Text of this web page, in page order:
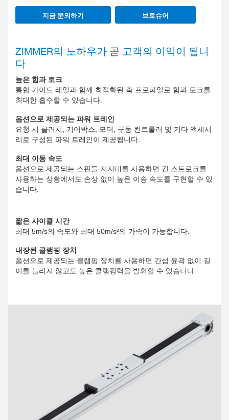
지금 문의하기 브로슈어
ZIMMER의 노하우가 곧 고객의 이익이 됩니
다
높은 힘과 토크
통합 가이드 레일과 함께 최적화된 축 프로파일로 힘과 토크를
최대한 흡수할 수 있습니다.
옵션으로 제공되는 파워 트레인
요청 시 클러치, 기어박스, 모터, 구동 컨트롤러 및 기타 액세서
리로 구성된 파워 트레인이 제공됩니다.
최대 이동 속도
옵션으로 제공되는 스핀들 지지대를 사용하면 긴 스트로크를
사용하는 상황에서도 손상 없이 높은 이송 속도를 구현할 수 있
습니다.
짧은 사이클 시간
최대 5m/s의 속도와 최대 50m/s²의 가속이 가능합니다.
내장된 클램핑 장치
옵션으로 제공되는 클램핑 장치를 사용하면 간섭 윤곽 없이 길
이를 늘리지 않고도 높은 클램핑력을 발휘할 수 있습니다.